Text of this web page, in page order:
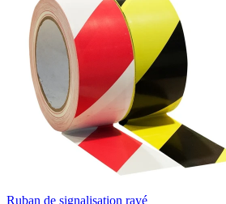
Ruban de signalisation rayé